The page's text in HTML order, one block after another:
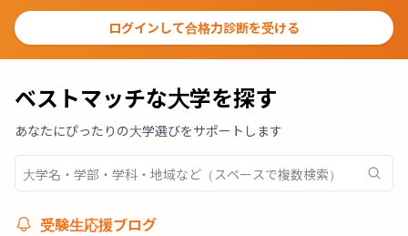
ログインして合格力診断を受ける
ベストマッチな大学を探す
あなたにぴったりの大学選びをサポートします
受験生応援ブログ